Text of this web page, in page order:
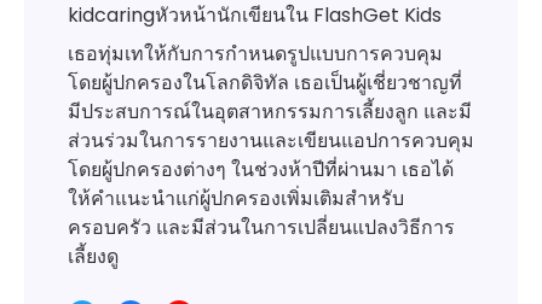
kidcaringหัวหน้านักเขียนใน FlashGet Kids
เธอทุ่มเทให้กับการกำหนดรูปแบบการควบคุม
โดยผู้ปกครองในโลกดิจิทัล เธอเป็นผู้เชี่ยวชาญที่
มีประสบการณ์ในอุตสาหกรรมการเลี้ยงลูก และมี
ส่วนร่วมในการรายงานและเขียนแอปการควบคุม
โดยผู้ปกครองต่างๆ ในช่วงห้าปีที่ผ่านมา เธอได้
ให้คำแนะนำแก่ผู้ปกครองเพิ่มเติมสำหรับ
ครอบครัว และมีส่วนในการเปลี่ยนแปลงวิธีการ
เลี้ยงดู